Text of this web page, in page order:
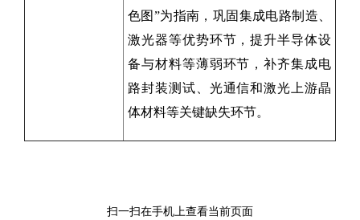
色图”为指南，巩固集成电路制造、
激光器等优势环节，提升半导体设
备与材料等薄弱环节，补齐集成电
路封装测试、光通信和激光上游晶
体材料等关键缺失环节。
扫一扫在手机上查看当前页面